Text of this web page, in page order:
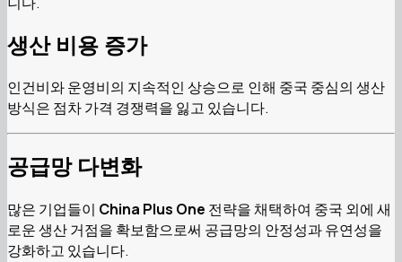
생산 비용 증가
인건비와 운영비의 지속적인 상승으로 인해 중국 중심의 생산
방식은 점차 가격 경쟁력을 잃고 있습니다.
공급망 다변화
많은 기업들이 China Plus One 전략을 채택하여 중국 외에 새
로운 생산 거점을 확보함으로써 공급망의 안정성과 유연성을
강화하고 있습니다.